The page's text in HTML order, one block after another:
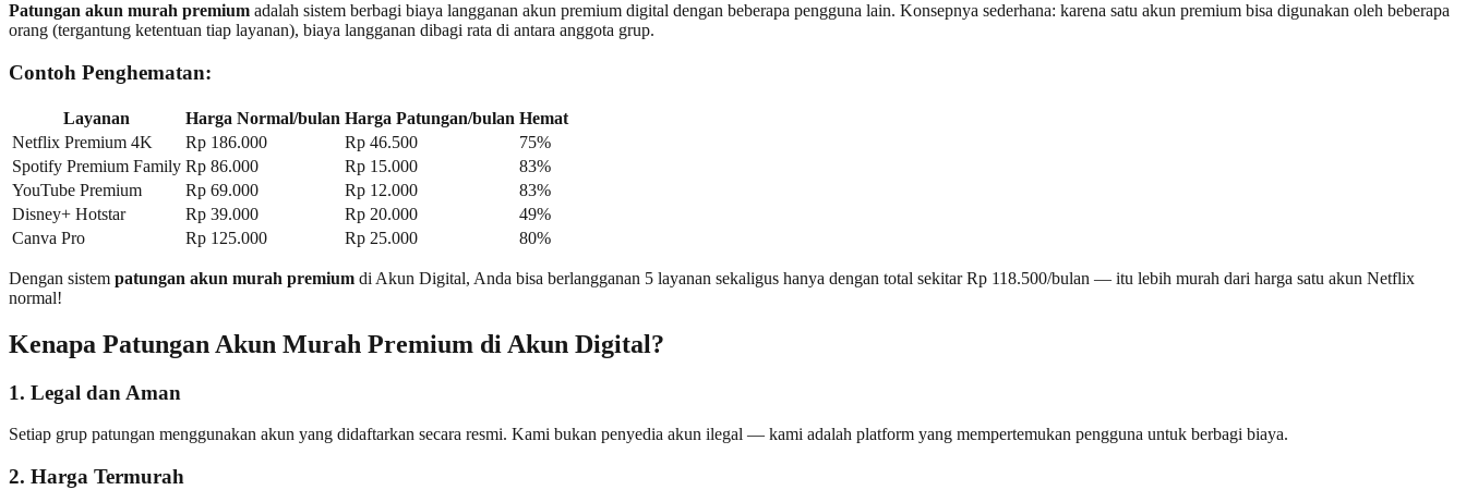
Patungan akun murah premium adalah sistem berbagi biaya langganan akun premium digital dengan beberapa pengguna lain. Konsepnya sederhana: karena satu akun premium bisa digunakan oleh beberapa
orang (tergantung ketentuan tiap layanan), biaya langganan dibagi rata di antara anggota grup.
Contoh Penghematan:
Layanan Harga Normal/bulan Harga Patungan/bulan Hemat
Netflix Premium 4K
Rp 186.000 Rp 46.500
75%
Spotify Premium Family Rp 86.000 Rp 15.000
83%
YouTube Premium
Rp 69.000 Rp 12.000
83%
Disney+ Hotstar
Rp 39.000 Rp 20.000
49%
Canva Pro
Rp 125.000 Rp 25.000 80%
Dengan sistem patungan akun murah premium di Akun Digital, Anda bisa berlangganan 5 layanan sekaligus hanya dengan total sekitar Rp 118.500/bulan — itu lebih murah dari harga satu akun Netflix
normal!
Kenapa Patungan Akun Murah Premium di Akun Digital?
1. Legal dan Aman
Setiap grup patungan menggunakan akun yang didaftarkan secara resmi. Kami bukan penyedia akun ilegal — kami adalah platform yang mempertemukan pengguna untuk berbagi biaya.
2. Harga Termurah